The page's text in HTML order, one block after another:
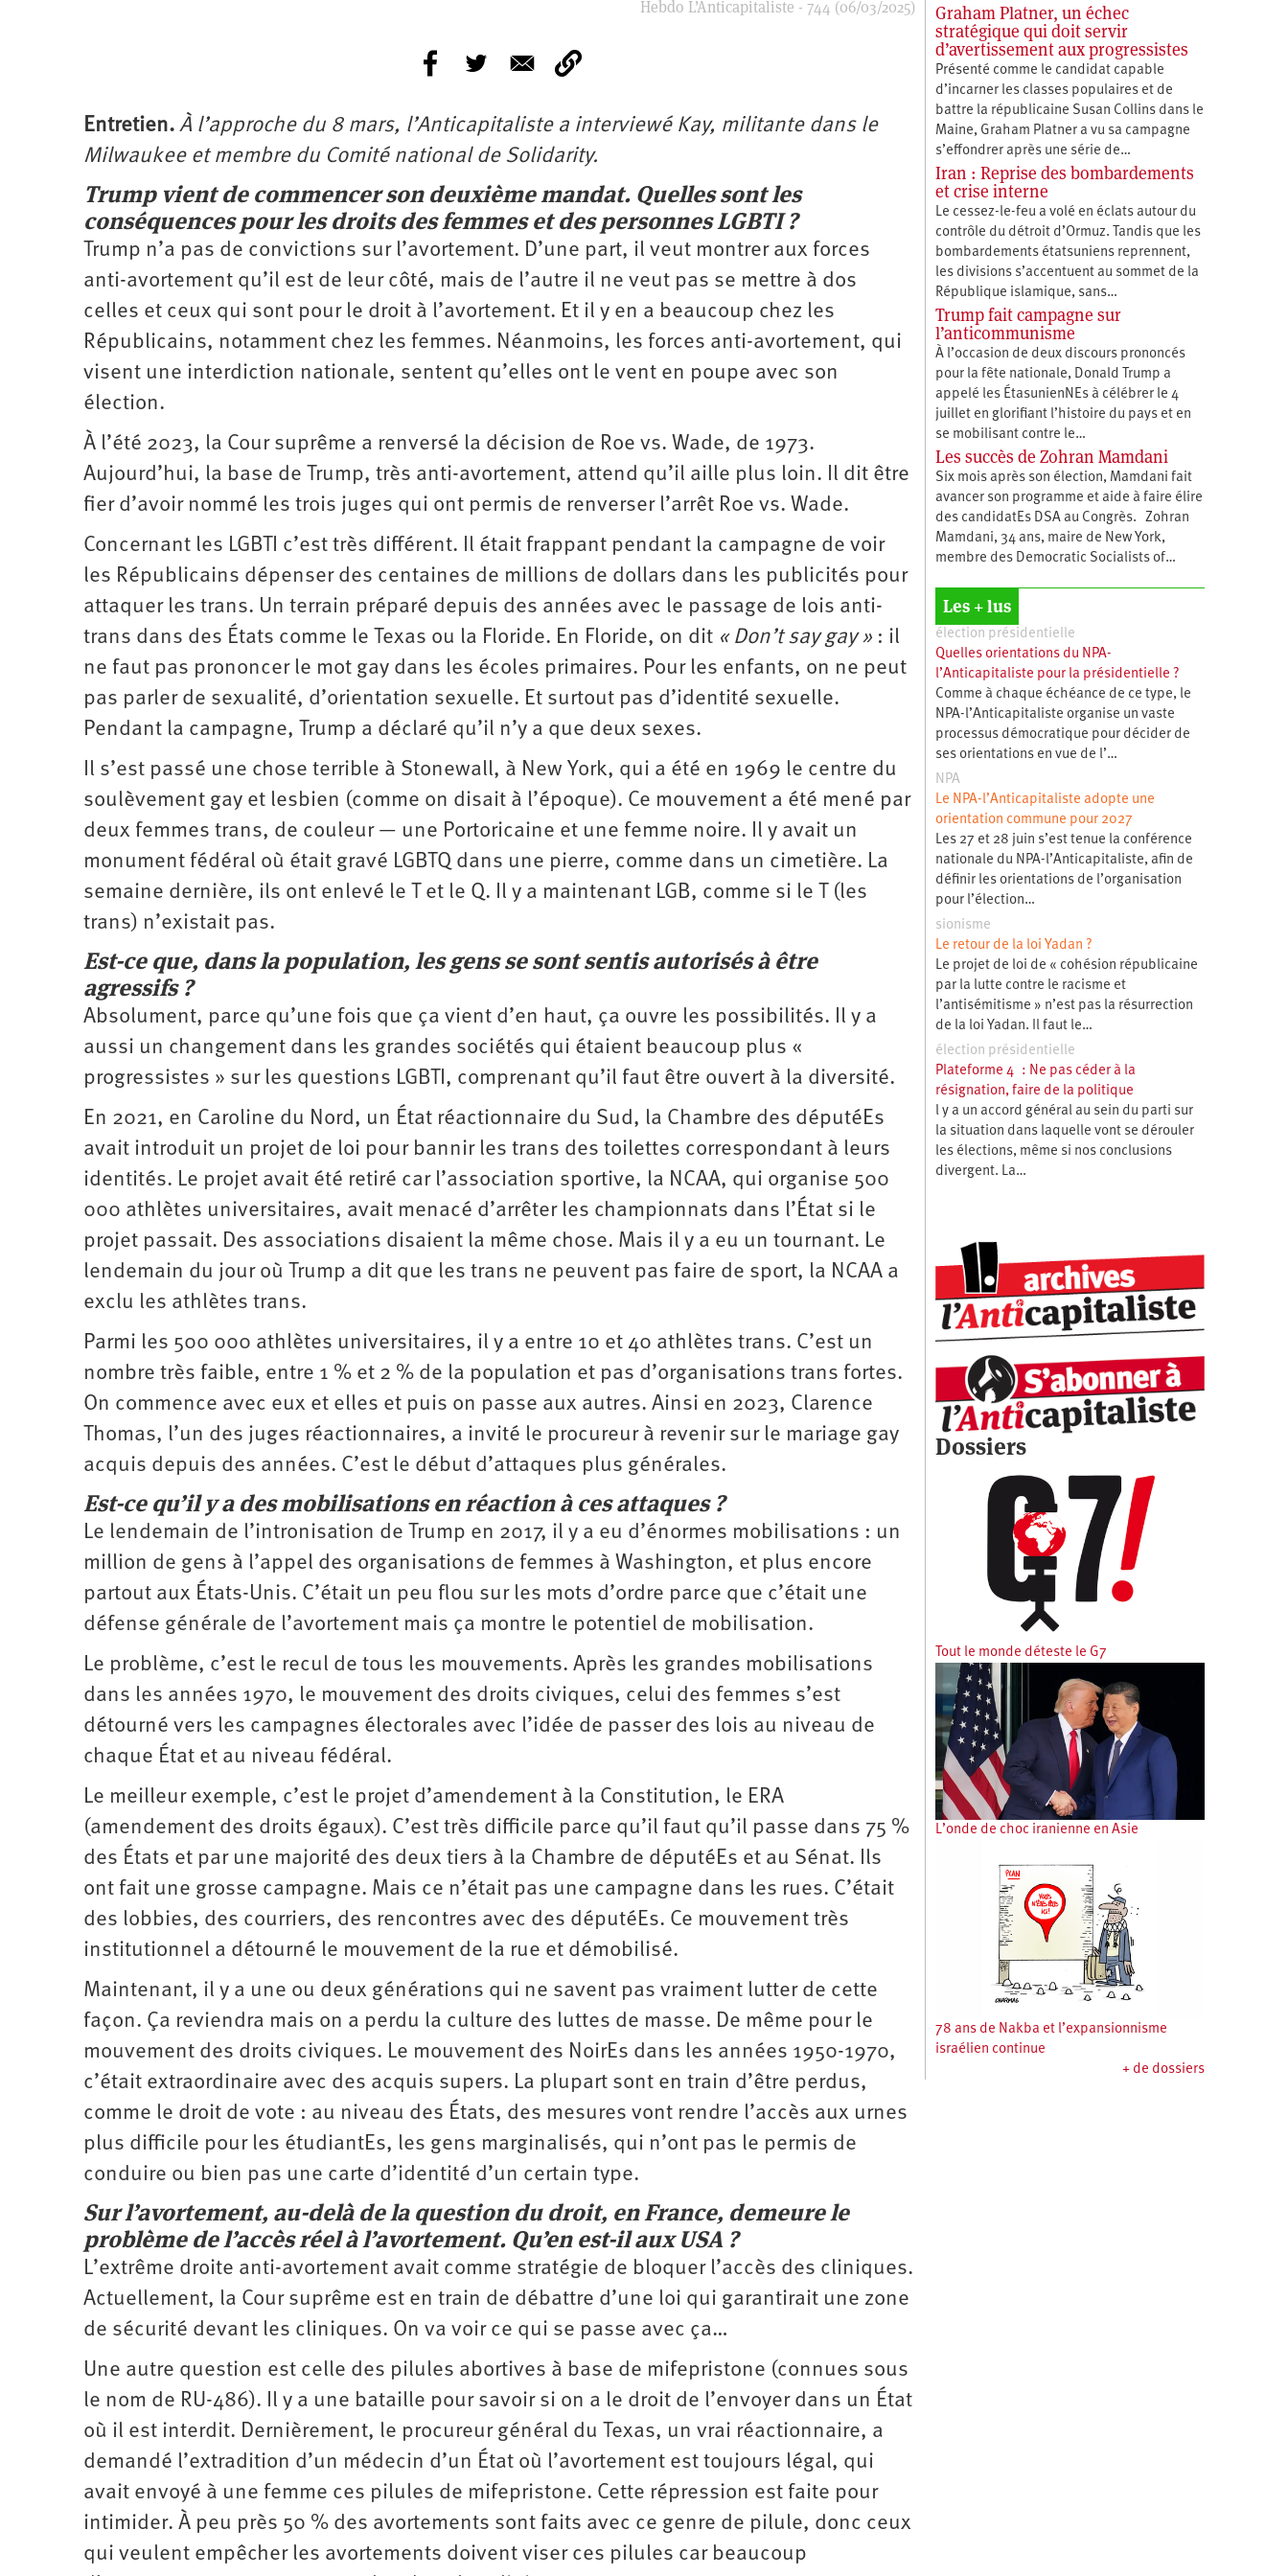
Hebdo L’Anticapitaliste - 744 (06/03/2025)
Entretien. À l’approche du 8 mars, l’Anticapitaliste a interviewé Kay, militante dans le
Milwaukee et membre du Comité national de Solidarity.
Trump vient de commencer son deuxième mandat. Quelles sont les
conséquences pour les droits des femmes et des personnes LGBTI ?
Trump n’a pas de convictions sur l’avortement. D’une part, il veut montrer aux forces
anti-­avortement qu’il est de leur côté, mais de l’autre il ne veut pas se mettre à dos
celles et ceux qui sont pour le droit à l’avortement. Et il y en a beaucoup chez les
Républicains, notamment chez les femmes. Néanmoins, les forces anti-avortement, qui
visent une interdiction nationale, sentent qu’elles ont le vent en poupe avec son
élection.
À l’été 2023, la Cour suprême a renversé la décision de Roe vs. Wade, de 1973.
Aujourd’hui, la base de Trump, très anti-­avortement, attend qu’il aille plus loin. Il dit être
fier d’avoir nommé les trois juges qui ont permis de renverser l’arrêt Roe vs. Wade.
Concernant les LGBTI c’est très différent. Il était frappant pendant la campagne de voir
les Républicains dépenser des centaines de millions de dollars dans les publicités pour
attaquer les trans. Un terrain préparé depuis des années avec le passage de lois anti-
trans dans des États comme le Texas ou la Floride. En Floride, on dit « Don’t say gay » : il
ne faut pas prononcer le mot gay dans les écoles primaires. Pour les enfants, on ne peut
pas parler de sexualité, d’orientation sexuelle. Et surtout pas d’identité sexuelle.
Pendant la campagne, Trump a déclaré qu’il n’y a que deux sexes.
Il s’est passé une chose terrible à Stonewall, à New York, qui a été en 1969 le centre du
soulèvement gay et lesbien (comme on disait à l’époque). Ce mouvement a été mené par
deux femmes trans, de couleur — une Portoricaine et une femme noire. Il y avait un
monument fédéral où était gravé LGBTQ dans une pierre, comme dans un cimetière. La
semaine dernière, ils ont enlevé le T et le Q. Il y a maintenant LGB, comme si le T (les
trans) n’existait pas.
Est-ce que, dans la population, les gens se sont sentis autorisés à être
agressifs ?
Absolument, parce qu’une fois que ça vient d’en haut, ça ouvre les possibilités. Il y a
aussi un changement dans les grandes sociétés qui étaient beaucoup plus «
progressistes » sur les questions LGBTI, comprenant qu’il faut être ouvert à la diversité.
En 2021, en Caroline du Nord, un État réactionnaire du Sud, la Chambre des députéEs
avait introduit un projet de loi pour bannir les trans des toilettes correspondant à leurs
identités. Le projet avait été retiré car l’association sportive, la NCAA, qui organise 500
000 athlètes universitaires, avait menacé d’arrêter les championnats dans l’État si le
projet passait. Des associations disaient la même chose. Mais il y a eu un tournant. Le
lendemain du jour où Trump a dit que les trans ne peuvent pas faire de sport, la NCAA a
exclu les athlètes trans.
Parmi les 500 000 athlètes universitaires, il y a entre 10 et 40 athlètes trans. C’est un
nombre très faible, entre 1 % et 2 % de la population et pas d’organisations trans fortes.
On commence avec eux et elles et puis on passe aux autres. Ainsi en 2023, Clarence
Thomas, l’un des juges réactionnaires, a invité le procureur à revenir sur le mariage gay
acquis depuis des années. C’est le début d’attaques plus générales.
Est-ce qu’il y a des mobilisations en réaction à ces attaques ?
Le lendemain de l’intronisation de Trump en 2017, il y a eu d’énormes mobilisations : un
million de gens à l’appel des organisations de femmes à Washington, et plus encore
partout aux États-Unis. C’était un peu flou sur les mots d’ordre parce que c’était une
défense générale de l’avortement mais ça montre le potentiel de ­mobilisation.
Le problème, c’est le recul de tous les mouvements. Après les grandes mobilisations
dans les années 1970, le mouvement des droits civiques, celui des femmes s’est
détourné vers les campagnes électorales avec l’idée de passer des lois au niveau de
chaque État et au niveau fédéral.
Le meilleur exemple, c’est le projet d’amendement à la Constitution, le ERA
(amendement des droits égaux). C’est très difficile parce qu’il faut qu’il passe dans 75 %
des États et par une majorité des deux tiers à la Chambre de députéEs et au Sénat. Ils
ont fait une grosse campagne. Mais ce n’était pas une campagne dans les rues. C’était
des lobbies, des courriers, des rencontres avec des députéEs. Ce mouvement très
institutionnel a détourné le ­mouvement de la rue et démobilisé.
Maintenant, il y a une ou deux générations qui ne savent pas vraiment lutter de cette
façon. Ça reviendra mais on a perdu la culture des luttes de masse. De même pour le
mouvement des droits civiques. Le mouvement des NoirEs dans les années 1950-1970,
c’était extraordinaire avec des acquis supers. La plupart sont en train d’être perdus,
comme le droit de vote : au niveau des États, des mesures vont rendre l’accès aux urnes
plus difficile pour les étudiantEs, les gens marginalisés, qui n’ont pas le permis de
conduire ou bien pas une carte d’identité d’un certain type.
Sur l’avortement, au-delà de la question du droit, en France, demeure le
problème de l’accès réel à l’avortement. Qu’en est-il aux USA ?
L’extrême droite anti-­avortement avait comme stratégie de bloquer l’accès des cliniques.
Actuellement, la Cour suprême est en train de débattre d’une loi qui garantirait une zone
de sécurité devant les cliniques. On va voir ce qui se passe avec ça…
Une autre question est celle des pilules abortives à base de mifepristone (connues sous
le nom de RU-486). Il y a une bataille pour savoir si on a le droit de l’envoyer dans un État
où il est interdit. Dernièrement, le procureur général du Texas, un vrai réactionnaire, a
demandé l’extradition d’un médecin d’un État où l’avortement est toujours légal, qui
avait envoyé à une femme ces pilules de mifepristone. Cette répression est faite pour
intimider. À peu près 50 % des avortements sont faits avec ce genre de pilule, donc ceux
qui veulent empêcher les avortements doivent viser ces pilules car beaucoup
Graham Platner, un échec
stratégique qui doit servir
d’avertissement aux progressistes
Présenté comme le candidat capable
d’incarner les classes populaires et de
battre la républicaine Susan Collins dans le
Maine, Graham Platner a vu sa campagne
s’effondrer après une série de…
Iran : Reprise des bombardements
et crise interne
Le cessez-le-feu a volé en éclats autour du
contrôle du détroit d’Ormuz. Tandis que les
bombardements étatsuniens reprennent,
les divisions s’accentuent au sommet de la
République islamique, sans…
Trump fait campagne sur
l’anticommunisme
À l’occasion de deux discours prononcés
pour la fête nationale, Donald Trump a
appelé les ÉtasunienNEs à célébrer le 4
juillet en glorifiant l’histoire du pays et en
se mobilisant contre le…
Les succès de Zohran Mamdani
Six mois après son élection, Mamdani fait
avancer son programme et aide à faire élire
des candidatEs DSA au Congrès. Zohran
Mamdani, 34 ans, maire de New York,
membre des Democratic Socialists of…
Les + lus
élection présidentielle
Quelles orientations du NPA-
l’Anticapitaliste pour la présidentielle ?
Comme à chaque échéance de ce type, le
NPA-l’Anticapitaliste organise un vaste
processus démocratique pour décider de
ses orientations en vue de l’…
NPA
Le NPA-l’Anticapitaliste adopte une
orientation commune pour 2027
Les 27 et 28 juin s’est tenue la conférence
nationale du NPA-l’Anticapitaliste, afin de
définir les orientations de l’organisation
pour l’élection…
sionisme
Le retour de la loi Yadan ?
Le projet de loi de « cohésion républicaine
par la lutte contre le racisme et
l’antisémitisme » n’est pas la résurrection
de la loi Yadan. Il faut le…
élection présidentielle
Plateforme 4 : Ne pas céder à la
résignation, faire de la politique
l y a un accord général au sein du parti sur
la situation dans laquelle vont se dérouler
les élections, même si nos conclusions
divergent. La…
Dossiers
Tout le monde déteste le G7
L’onde de choc iranienne en Asie
78 ans de Nakba et l’expansionnisme
israélien continue
+ de dossiers